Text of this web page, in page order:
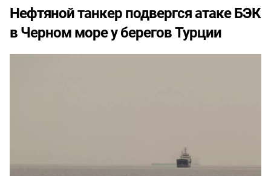
Нефтяной танкер подвергся атаке БЭК
в Черном море у берегов Турции